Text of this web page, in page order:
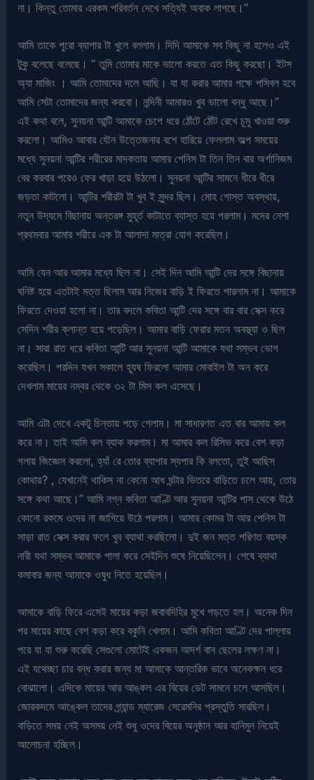
না। কিন্তু তোমার এরকম পরিবর্তন দেখে সত্যিই অবাক লাগছে।”
আমি তাকে পুরো ব্যাপার টা খুলে বললাম। দিদি আমাকে সব কিছু না হলেও এই
টুকু বলেছে বলেছে। ” তুমি তোমার মাকে ভালো করতে এত কিছু করছো। ইটস
অ্যা মাজিং । আমি তোমাদের দলে আছি। যা যা করার আমার পক্ষে পসিবল হবে
আমি সেটা তোমাদের জন্য করবো। নন্দিনী আমারও খুব ভালো বন্ধু আছে।”
এই কথা বলে, সুনয়না আন্টি আমাকে চেপে ধরে ঠোঁটে ঠোঁট রেখে চুমু খাওয়া শুরু
করলো। আমিও আবার যৌন উত্তেজনার বশে হারিয়ে ফেললাম অল্প সময়ের
মধ্যে সুনয়না আন্টির শরীরের মাদকতায় আমার পেনিস টা তিন তিন বার অর্গানিজম
বের করবার পরেও ফের খাড়া হয়ে উঠলো। সুনয়না আন্টির সামনে ধীরে ধীরে
জড়তা কাটলো। আন্টির শরীরটা টা খুব ই সুন্দর ছিল। মোহ গোস্ত অবস্থায়,
নতুন উদ্যমে বিছানায় অন্তরঙ্গ মুহূর্ত কাটাতে ব্যাস্ত হয়ে পরলাম। মদের নেশা
প্রথমবার আমার শরীরে এক টা আলাদা মাত্রা যোগ করেছিল।
আমি যেন আর আমার মধ্যে ছিল না। সেই দিন আমি আন্টি দের সঙ্গে বিছানায়
ঘনিষ্ট হয়ে এতটাই মত্ত ছিলাম আর নিজের বাড়ি ই ফিরতে পারলাম না। আমাকে
ফিরতে দেওয়া হলো না। তার বদলে কবিতা আন্টি দের সঙ্গে বার বার সেক্স করে
সেদিন শরীর ক্লান্ত হয়ে পড়েছিল। আমার বাড়ি ফেরার মতন অবস্থ্যা ও ছিল
না। সারা রাত ধরে কবিতা আন্টি আর সুনয়না আন্টি আমাকে যথা সম্ভব ভোগ
করেছিল। পরদিন যখন সকালে হ্যূষ ফিরলো আমার মোবাইল টা অন করে
দেখলাম মায়ের নম্বর থেকে ৩২ টা মিস কল এসেছে।
আমি এটা দেখে একটু চিন্তায় পড়ে গেলাম। মা সাধারণত এত বার আমায় কল
করে না। তাই আমি কল ব্যাক করলাম। মা আমার কল রিসিভ করে বেশ কড়া
গলায় জিজ্ঞেস করলো, হ্যাঁ রে তোর ব্যাপার স্যপার কি বলতো, তুই আছিস
কোথায়? , যেখানেই থাকিস না কেনো আধ ঘন্টার ভিতরে বাড়িতে চলে আয়, তোর
সঙ্গে কথা আছে।” আমি নগ্ন কবিতা আণ্টি আর সুনয়না আন্টির পাস থেকে উঠে
কোনো রকমে ওদের না জাগিয়ে উঠে পরলাম। আমার কোমর টা আর পেনিস টা
সাড়া রাত সেক্স করার ফলে খুব ব্যাথা করছিলো। দুই জন মত্ত পরিণত বয়স্ক
নারী যথা সম্ভব আমাকে পালা করে সেইদিন শুষে নিয়েছিলেন। শেষে ব্যাথা
কমাবার জন্য আমাকে ওষুধ নিতে হয়েছিল।
আমাকে বাড়ি ফিরে এসেই মায়ের কড়া জবাবদিহির মুখে পড়তে হল। অনেক দিন
পর মায়ের কাছে বেশ কড়া করে বকুনি খেলাম। আমি কবিতা আণ্টি দের পাল্লায়
পরে যা যা শুরু করেছি সেগুলো মোটেই একজন আদর্শ বান ছেলের লক্ষণ না।
এই যথেচ্ছা চার বন্ধ করার জন্য মা আমাকে আন্তরিক ভাবে অনেকক্ষন ধরে
বোঝালো। এদিকে মায়ের আর আঙ্কল এর বিয়ের ডেট সামনে চলে আসছিল।
জোরকদমে আঙ্কেল তাদের গ্র্যান্ড ম্যারেজ সেরেমনির প্রস্তুতি সারছিল।
বাড়িতে সময় নেই অসময় নেই শুধু ওদের বিয়ের অনুষ্ঠান আর হানিমুন নিয়েই
আলোচনা হচ্ছিল।